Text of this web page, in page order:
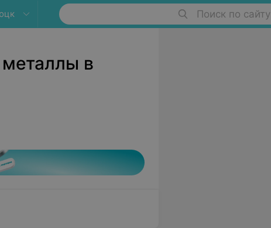
Поиск по сайту
в